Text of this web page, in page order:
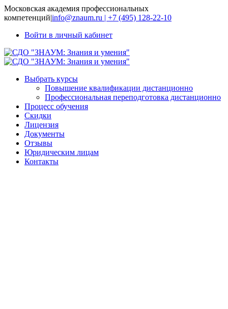
Московская академия профессиональных
компетенций|info@znaum.ru | +7 (495) 128-22-10
Войти в личный кабинет
Выбрать курсы
Повышение квалификации дистанционно
Профессиональная переподготовка дистанционно
Процесс обучения
Скидки
Лицензия
Документы
Отзывы
Юридическим лицам
Контакты